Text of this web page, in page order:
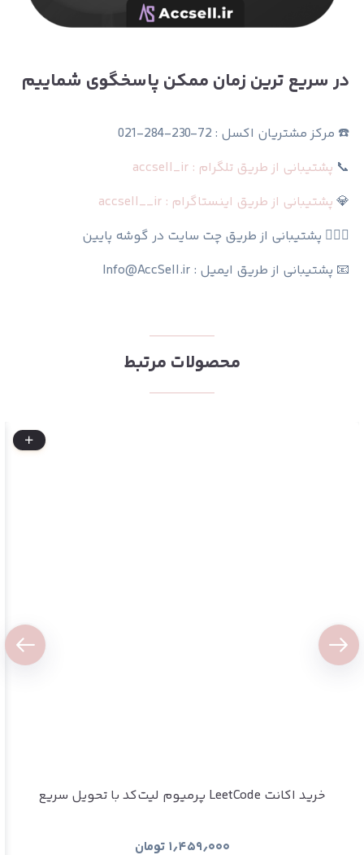
در سریع ترین زمان ممکن پاسخگوی شماییم
☎️ مرکز مشتریان اکسل : 72-230-284-021
📞 پشتیبانی از طریق تلگرام : accsell_ir
💎 پشتیبانی از طریق اینستاگرام : accsell__ir
🙆🏻‍♀️ پشتیبانی از طریق چت سایت در گوشه پایین
📧 پشتیبانی از طریق ایمیل : Info@AccSell.ir
محصولات مرتبط
خرید اکانت LeetCode پرمیوم لیت‌کد با تحویل سریع
۱٫۴۵۹٫۰۰۰ تومان